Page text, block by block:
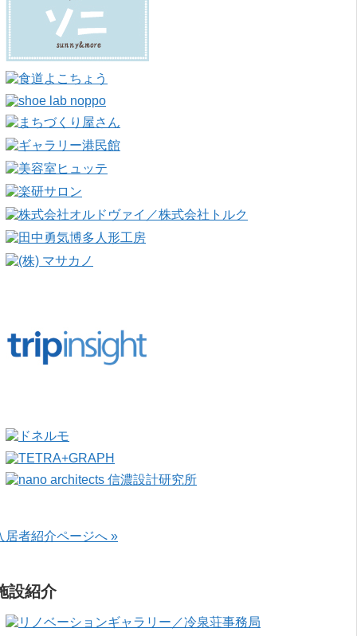
居者紹介ページへ »
設紹介